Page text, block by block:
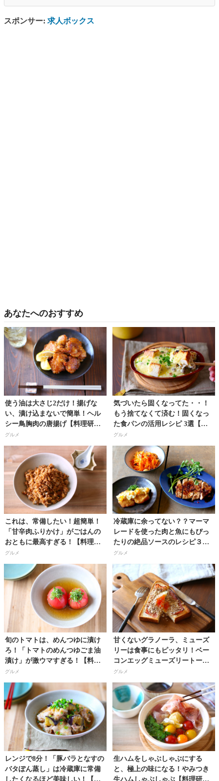
スポンサー: 求人ボックス
あなたへのおすすめ
使う油は大さじ2だけ！揚げな
い、漬け込まないで簡単！ヘル
シー鳥胸肉の唐揚げ【料理研究
家・フードコーディネーター／
河瀬璃菜（りな助）さん】
グルメ
気づいたら固くなってた・・！
もう捨てなくて済む！固くなっ
た食パンの活用レシピ 3選【料
理研究家・フードコーディネー
ター／河瀬璃菜（りな助）さ
ん】
グルメ
これは、常備したい！超簡単！
「甘辛肉ふりかけ」がごはんの
おともに最高すぎる！【料理研
究家・フードコーディネーター
／河瀬璃菜（りな助）さん】
グルメ
冷蔵庫に余ってない？？マーマ
レードを使った肉と魚にもぴっ
たりの絶品ソースのレシピ３種
【料理研究家・フードコーディ
ネーター／河瀬璃菜（りな助）
さん】
グルメ
旬のトマトは、めんつゆに漬け
ろ！「トマトのめんつゆごま油
漬け」が激ウマすぎる！【料理
研究家・フードコーディネータ
ー／河瀬璃菜（りな助）さん】
グルメ
甘くないグラノーラ、ミューズ
リーは食事にもピッタリ！ベー
コンエッグミューズリートース
トのレシピ【料理研究家・フー
ドコーディネーター／河瀬璃菜
（りな助）さん】
グルメ
レンジで8分！「豚バラとなすの
バタぽん蒸し」は冷蔵庫に常備
したくなるほど美味しい！【料
生ハムをしゃぶしゃぶにする
と、極上の味になる！やみつき
生ハムしゃぶしゃぶ【料理研究